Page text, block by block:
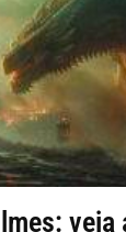
veja